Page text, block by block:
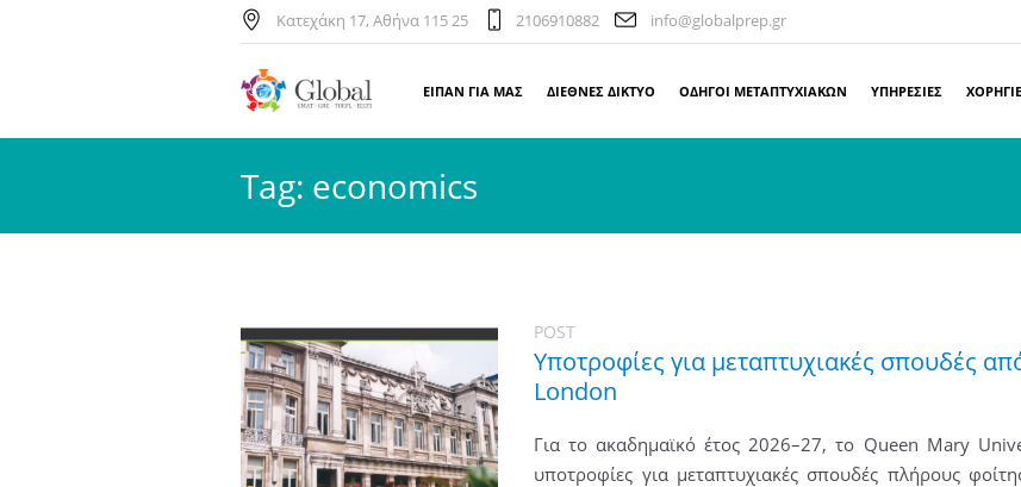
Κατεχάκη 17, Αθήνα 115 25 2106910882 info@globalprep.gr
ΕΙΠΑΝ ΓΙΑ ΜΑΣ ΔΙΕΘΝΕΣ ΔΙΚΤΥΟ ΟΔΗΓΟΙ ΜΕΤΑΠΤΥΧΙΑΚΩΝ ΥΠΗΡΕΣΙΕΣ
Tag: economics
POST
Υποτροφίες για μεταπτυχιακές σπουδές
London
Για το ακαδημαϊκό έτος 2026–27, το Queen Mary
υποτροφίες για μεταπτυχιακές σπουδές πλήρους